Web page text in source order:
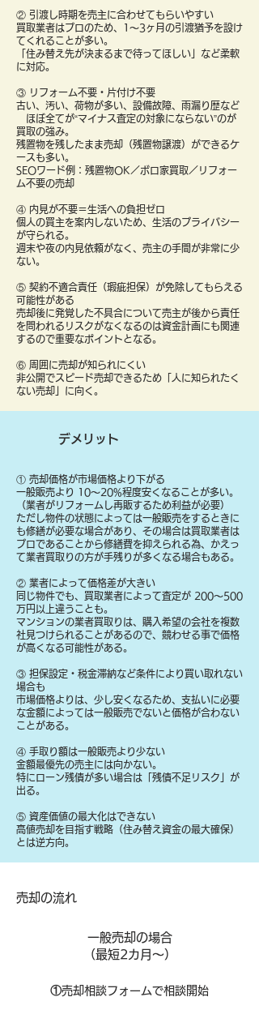
② 引渡し時期を売主に合わせてもらいやすい
買取業者はプロのため、1〜3ヶ月の引渡猶予を設け
てくれることが多い。
「住み替え先が決まるまで待ってほしい」など柔軟
に対応。
③ リフォーム不要・片付け不要
古い、汚い、荷物が多い、設備故障、雨漏り歴など
ほぼ全てが“マイナス査定の対象にならない”のが
買取の強み。
残置物を残したまま売却（残置物譲渡）ができるケ
ースも多い。
SEOワード例：残置物OK／ボロ家買取／リフォー
ム不要の売却
④ 内見が不要＝生活への負担ゼロ
個人の買主を案内しないため、生活のプライバシー
が守られる。
週末や夜の内見依頼がなく、売主の手間が非常に少
ない。
⑤ 契約不適合責任（瑕疵担保）が免除してもらえる
可能性がある
売却後に発覚した不具合について売主が後から責任
を問われるリスクがなくなるのは資金計画にも関連
するので重要なポイントとなる。
⑥ 周囲に売却が知られにくい
非公開でスピード売却できるため「人に知られたく
ない売却」に向く。
デメリット
① 売却価格が市場価格より下がる
一般販売より 10〜20%程度安くなることが多い。
（業者がリフォームし再販するため利益が必要）
ただし物件の状態によっては一般販売をするときに
も修繕が必要な場合があり、その場合は買取業者は
プロであることから修繕費を抑えられる為、かえっ
て業者買取りの方が手残りが多くなる場合もある。
② 業者によって価格差が大きい
同じ物件でも、買取業者によって査定が 200〜500
万円以上違うことも。
マンションの業者買取りは、購入希望の会社を複数
社見つけられることがあるので、競わせる事で価格
が高くなる可能性がある。
③ 担保設定・税金滞納など条件により買い取れない
場合も
​市場価格よりは、少し安くなるため、支払いに必要
な金額によっては一般販売でないと価格が合わない
ことがある。
④ 手取り額は一般販売より少ない
金額最優先の売主には向かない。
特にローン残債が多い場合は「残債不足リスク」が
出る。
⑤ 資産価値の最大化はできない
高値売却を目指す戦略（住み替え資金の最大確保）
とは逆方向。
​売却の流れ
一般売却の場合
​（最短2カ月～）
①​売却相談フォームで相談開始